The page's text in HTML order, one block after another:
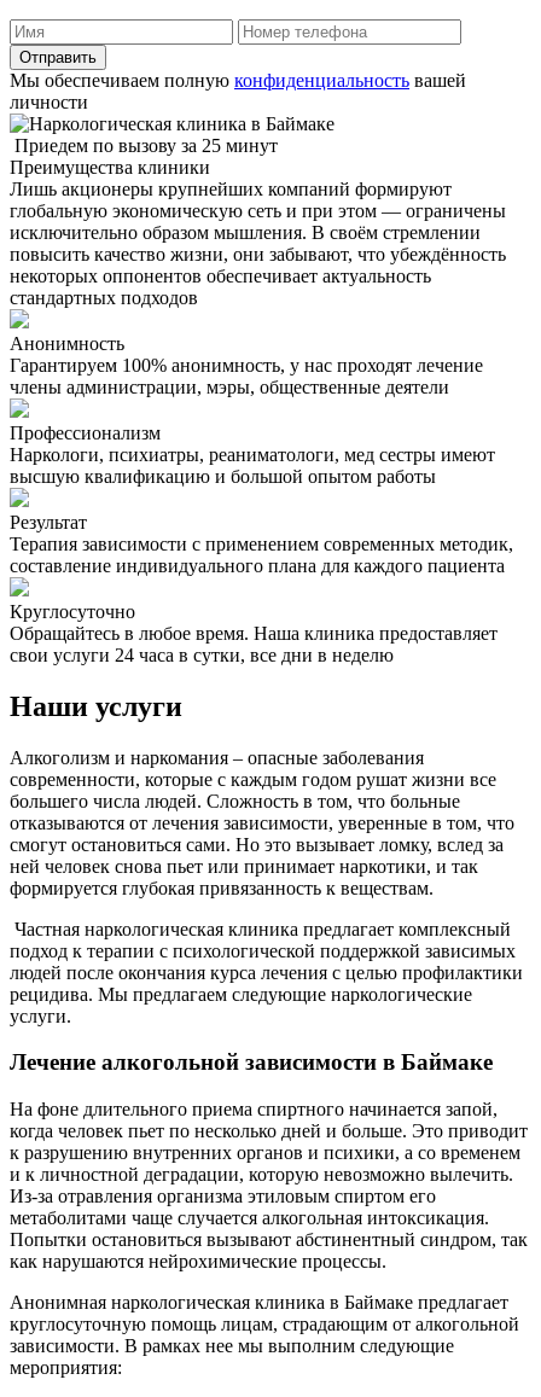
Отправить
Мы обеспечиваем полную конфиденциальность вашей
личности
Приедем по вызову за 25 минут
Преимущества клиники
Лишь акционеры крупнейших компаний формируют
глобальную экономическую сеть и при этом — ограничены
исключительно образом мышления. В своём стремлении
повысить качество жизни, они забывают, что убеждённость
некоторых оппонентов обеспечивает актуальность
стандартных подходов
Анонимность
Гарантируем 100% анонимность, у нас проходят лечение
члены администрации, мэры, общественные деятели
Профессионализм
Наркологи, психиатры, реаниматологи, мед сестры имеют
высшую квалификацию и большой опытом работы
Результат
Терапия зависимости с применением современных методик,
составление индивидуального плана для каждого пациента
Круглосуточно
Обращайтесь в любое время. Наша клиника предоставляет
свои услуги 24 часа в сутки, все дни в неделю
Наши услуги
Алкоголизм и наркомания – опасные заболевания
современности, которые с каждым годом рушат жизни все
большего числа людей. Сложность в том, что больные
отказываются от лечения зависимости, уверенные в том, что
смогут остановиться сами. Но это вызывает ломку, вслед за
ней человек снова пьет или принимает наркотики, и так
формируется глубокая привязанность к веществам.
Частная наркологическая клиника предлагает комплексный
подход к терапии с психологической поддержкой зависимых
людей после окончания курса лечения с целью профилактики
рецидива. Мы предлагаем следующие наркологические
услуги.
Лечение алкогольной зависимости в Баймаке
На фоне длительного приема спиртного начинается запой,
когда человек пьет по несколько дней и больше. Это приводит
к разрушению внутренних органов и психики, а со временем
и к личностной деградации, которую невозможно вылечить.
Из-за отравления организма этиловым спиртом его
метаболитами чаще случается алкогольная интоксикация.
Попытки остановиться вызывают абстинентный синдром, так
как нарушаются нейрохимические процессы.
Анонимная наркологическая клиника в Баймаке предлагает
круглосуточную помощь лицам, страдающим от алкогольной
зависимости. В рамках нее мы выполним следующие
мероприятия: